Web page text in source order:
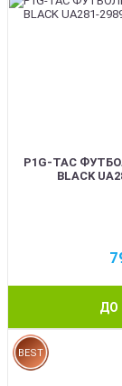
P1G-TAC
BLACK
ДО
BEST